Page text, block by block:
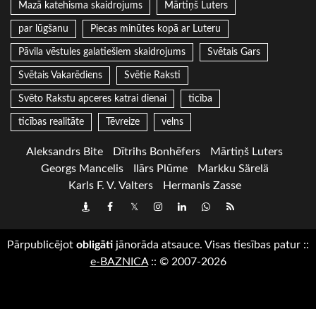
Mazā katehisma skaidrojums Mārtiņš Luters
par lūgšanu Piecas minūtes kopā ar Luteru
Pāvila vēstules galatiešiem skaidrojums Svētais Gars
Svētais Vakarēdiens Svētie Raksti
Svēto Rakstu apceres katrai dienai ticība
ticības realitāte Tēvreize velns
Aleksandrs Bite Dītrihs Bonhēfers
Mārtiņš Luters
Georgs Mancelis
Ilārs Plūme
Markku Särelä
Karls F. V. Valters
Hermanis Zasse
DraugiemFacebook
TwitterInstagram
LinkedInwhatsapp
RSS
Pārpublicējot obligāti jānorāda atsauce. Visas tiesības patur ::
e-BAZNICA:: © 2007-2026